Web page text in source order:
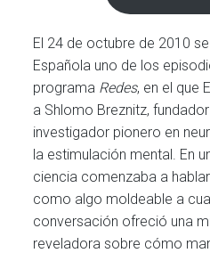
El 24 de octubre de 2010
Española uno de los
programa Redes, en el que
a Shlomo Breznitz,
investigador pionero en
la estimulación mental. En
ciencia comenzaba a
como algo moldeable a
conversación ofreció una
reveladora sobre cómo